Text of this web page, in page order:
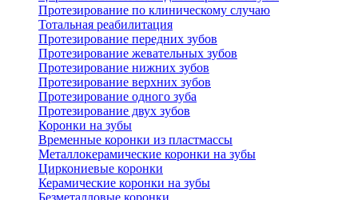
Протезирование по клиническому случаю
Тотальная реабилитация
Протезирование передних зубов
Протезирование жевательных зубов
Протезирование нижних зубов
Протезирование верхних зубов
Протезирование одного зуба
Протезирование двух зубов
Коронки на зубы
Временные коронки из пластмассы
Металлокерамические коронки на зубы
Циркониевые коронки
Керамические коронки на зубы
Безметалловые коронки